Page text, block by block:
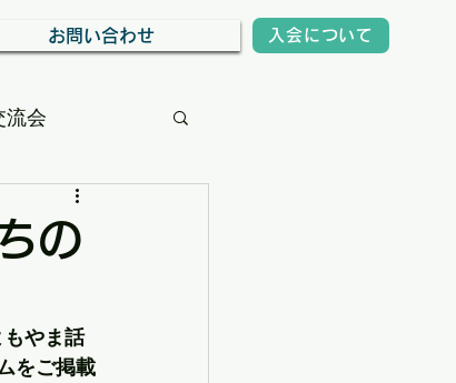
お問い合わせ 入会について
流会
の
やま話
をご掲載